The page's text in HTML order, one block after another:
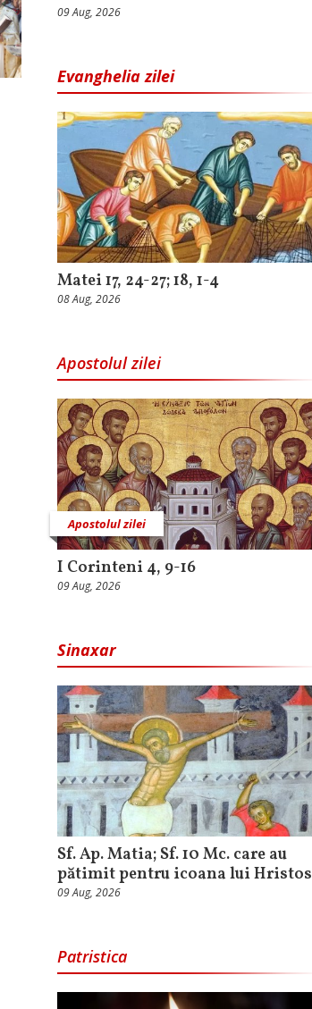
09 Aug, 2026
Evanghelia zilei
Matei 17, 24-27; 18, 1-4
08 Aug, 2026
Apostolul zilei
Apostolul zilei
I Corinteni 4, 9-16
09 Aug, 2026
Sinaxar
Sf. Ap. Matia; Sf. 10 Mc. care au
pătimit pentru icoana lui Hristos
09 Aug, 2026
Patristica